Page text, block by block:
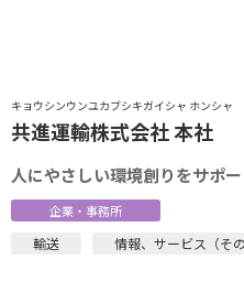
キョウシンウンユカブシキガイシャ ホンシャ
共進運輸株式会社 本社
人にやさしい環境創りをサポー
企業・事務所
輸送 情報、サービス（その